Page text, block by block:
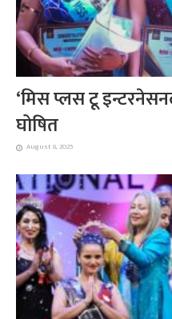
‘मिस प्लस टू
घोषित
August 8, 2025